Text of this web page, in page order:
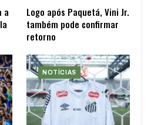
a
Logo após Paquetá, Vini Jr.
também pode confirmar
retorno
NOTÍCIAS